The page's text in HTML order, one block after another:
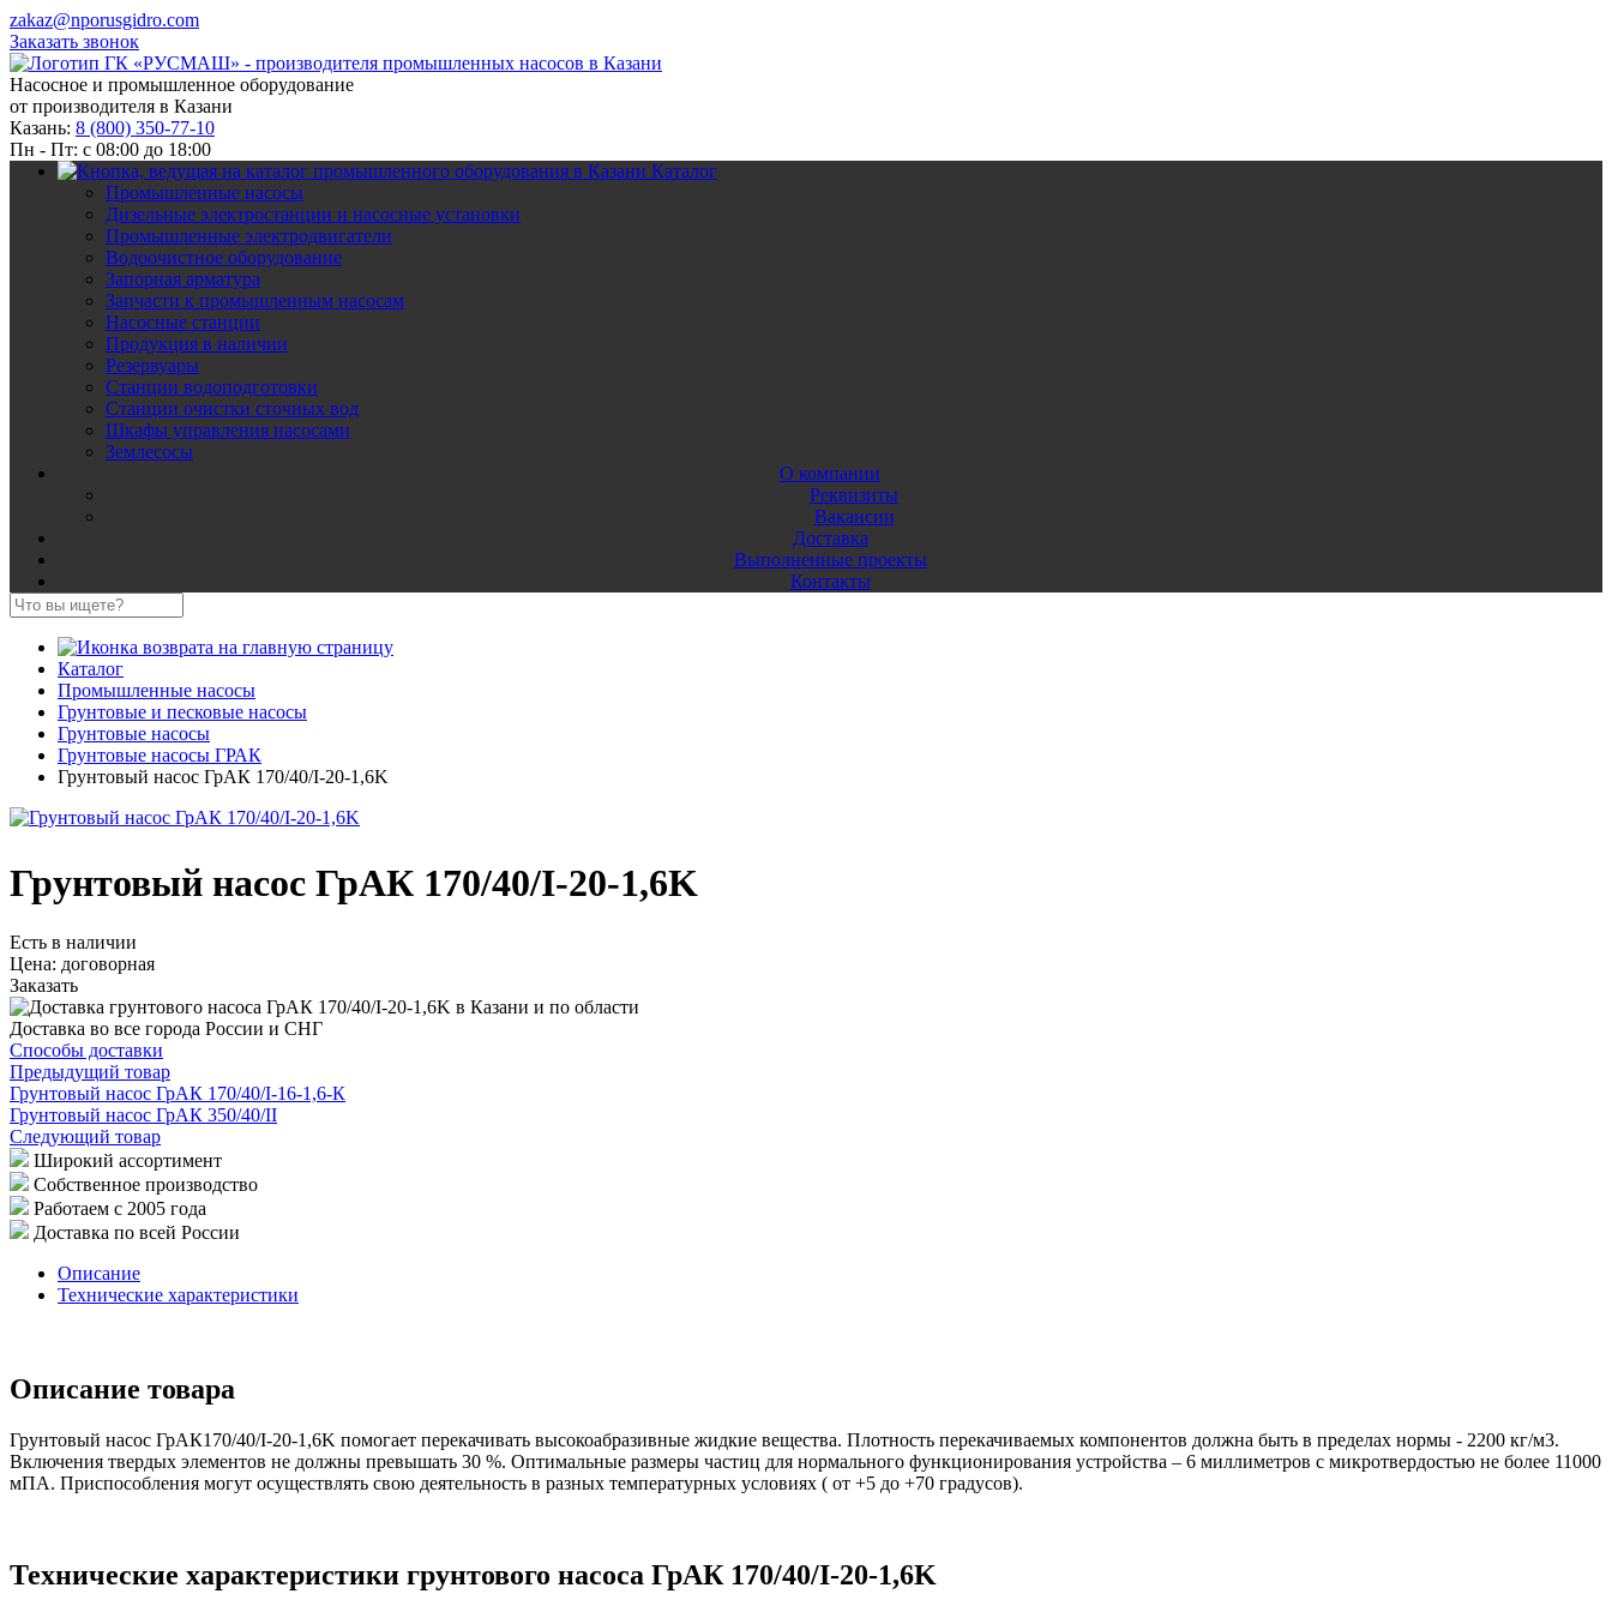
zakaz@nporusgidro.com
Заказать звонок
Насосное и промышленное оборудование
от производителя в Казани
Казань: 8 (800) 350-77-10
Пн - Пт: с 08:00 до 18:00
Каталог
Промышленные насосы
Дизельные электростанции и насосные установки
Промышленные электродвигатели
Водоочистное оборудование
Запорная арматура
Запчасти к промышленным насосам
Насосные станции
Продукция в наличии
Резервуары
Станции водоподготовки
Станции очистки сточных вод
Шкафы управления насосами
Землесосы
О компании
Реквизиты
Вакансии
Доставка
Выполненные проекты
Контакты
Каталог
Промышленные насосы
Грунтовые и песковые насосы
Грунтовые насосы
Грунтовые насосы ГРАК
Грунтовый насос ГрАК 170/40/I-20-1,6K
Грунтовый насос ГрАК 170/40/I-20-1,6K
Есть в наличии
Цена: договорная
Заказать
Доставка во все города России и СНГ
Способы доставки
Предыдущий товар
Грунтовый насос ГрАК 170/40/I-16-1,6-К
Грунтовый насос ГрАК 350/40/II
Следующий товар
Широкий ассортимент
Собственное производство
Работаем с 2005 года
Доставка по всей России
Описание
Технические характеристики
Описание товара
Грунтовый насос ГрАК170/40/I-20-1,6K помогает перекачивать высокоабразивные жидкие вещества. Плотность перекачиваемых компонентов должна быть в пределах нормы - 2200 кг/м3.
Включения твердых элементов не должны превышать 30 %. Оптимальные размеры частиц для нормального функционирования устройства – 6 миллиметров с микротвердостью не более 11000
мПА. Приспособления могут осуществлять свою деятельность в разных температурных условиях ( от +5 до +70 градусов).
Технические характеристики грунтового насоса ГрАК 170/40/I-20-1,6K